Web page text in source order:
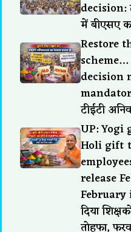
decision:
में बीएसए
Restore
decision
टीईटी
UP: Yogi
Holi gift
release
February
दिया
तोहफा,